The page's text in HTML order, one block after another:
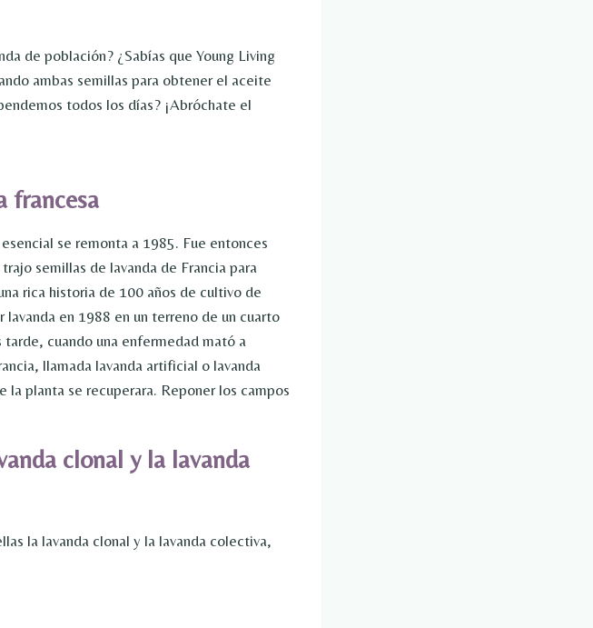
de población? ¿Sabías que Young Living
ambas semillas para obtener el aceite
todos los días? ¡Abróchate el
francesa
se remonta a 1985. Fue entonces
semillas de lavanda de Francia para
rica historia de 100 años de cultivo de
en 1988 en un terreno de un cuarto
cuando una enfermedad mató a
llamada lavanda artificial o lavanda
la planta se recuperara. Reponer los campos
clonal y la lavanda
la lavanda clonal y la lavanda colectiva,